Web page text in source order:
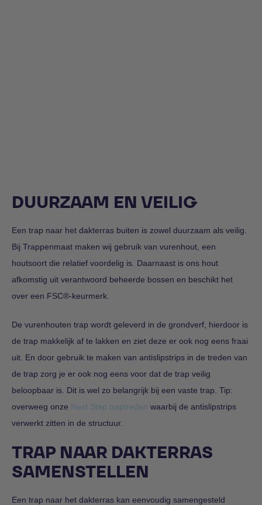
DUURZAAM EN VEILIG
Een trap naar het dakterras buiten is zowel duurzaam als veilig.
Bij Trappenmaat maken wij gebruik van vurenhout, een
houtsoort die relatief voordelig is. Daarnaast is ons hout
afkomstig uit verantwoord beheerde bossen en beschikt het
over een FSC®-keurmerk.
De vurenhouten trap wordt geleverd in de grondverf, hierdoor is
de trap makkelijk af te lakken en ziet deze er ook nog eens fraai
uit. En door gebruik te maken van antislipstrips in de treden van
de trap zorg je er ook nog eens voor dat de trap veilig
beloopbaar is. Dit is wel zo belangrijk bij een vaste trap. Tip:
overweeg onze Next Step traptreden waarbij de antislipstrips
verwerkt zitten in de structuur.
TRAP NAAR DAKTERRAS
SAMENSTELLEN
Een trap naar het dakterras kan eenvoudig samengesteld